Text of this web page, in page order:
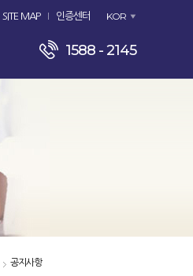
SITE MAP 인증센터 KOR
1588 - 2145
공지사항